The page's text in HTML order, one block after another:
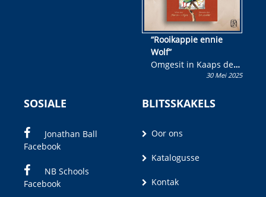
“Rooikappie ennie
Wolf”
Omgesit in Kaaps deur
Olivia M. Coetzee30 Mei 2025
SOSIALE
Jonathan Ball
Facebook
NB Schools
Facebook
BLITSSKAKELS
Oor ons
Katalogusse
Kontak